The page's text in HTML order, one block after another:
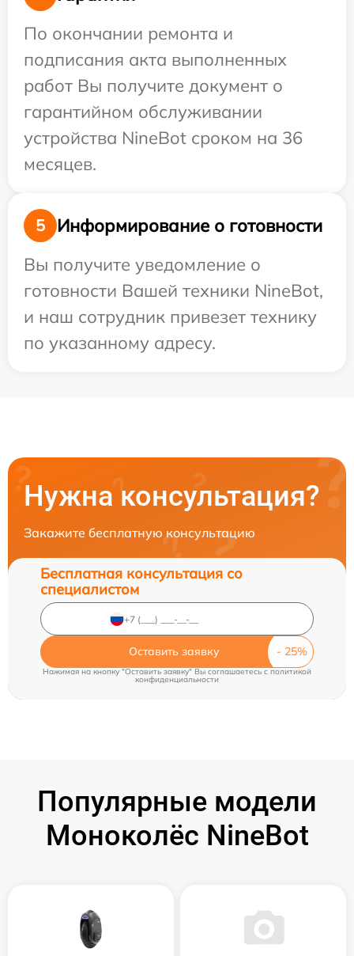
По окончании ремонта и
подписания акта выполненных
работ Вы получите документ о
гарантийном обслуживании
устройства NineBot сроком на 36
месяцев.
5
Информирование о готовности
Вы получите уведомление о
готовности Вашей техники NineBot,
и наш сотрудник привезет технику
по указанному адресу.
Нужна консультация?
Закажите бесплатную консультацию
Бесплатная консультация со
специалистом
Оставить заявку
Нажимая на кнопку "Оставить заявку" Вы соглашаетесь c политикой
конфиденциальности
Популярные модели
Моноколёс NineBot